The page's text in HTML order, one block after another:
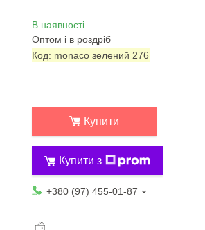
В наявності
Оптом і в роздріб
Код: monaco зелений 276
Купити
Купити з
+380 (97) 455-01-87